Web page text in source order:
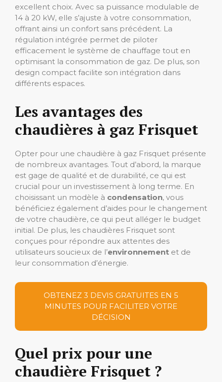
excellent choix. Avec sa puissance modulable de
14 à 20 kW, elle s’ajuste à votre consommation,
offrant ainsi un confort sans précédent. La
régulation intégrée permet de piloter
efficacement le système de chauffage tout en
optimisant la consommation de gaz. De plus, son
design compact facilite son intégration dans
différents espaces.
Les avantages des
chaudières à gaz Frisquet
Opter pour une chaudière à gaz Frisquet présente
de nombreux avantages. Tout d’abord, la marque
est gage de qualité et de durabilité, ce qui est
crucial pour un investissement à long terme. En
choisissant un modèle à condensation, vous
bénéficiez également d’aides pour le changement
de votre chaudière, ce qui peut alléger le budget
initial. De plus, les chaudières Frisquet sont
conçues pour répondre aux attentes des
utilisateurs soucieux de l’environnement et de
leur consommation d’énergie.
OBTENEZ 3 DEVIS GRATUITES EN 5
MINUTES POUR FACILITER VOTRE
DÉCISION
Quel prix pour une
chaudière Frisquet ?